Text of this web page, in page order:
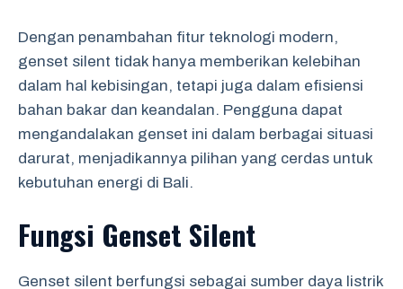
Dengan penambahan fitur teknologi modern,
genset silent tidak hanya memberikan kelebihan
dalam hal kebisingan, tetapi juga dalam efisiensi
bahan bakar dan keandalan. Pengguna dapat
mengandalakan genset ini dalam berbagai situasi
darurat, menjadikannya pilihan yang cerdas untuk
kebutuhan energi di Bali.
Fungsi Genset Silent
Genset silent berfungsi sebagai sumber daya listrik